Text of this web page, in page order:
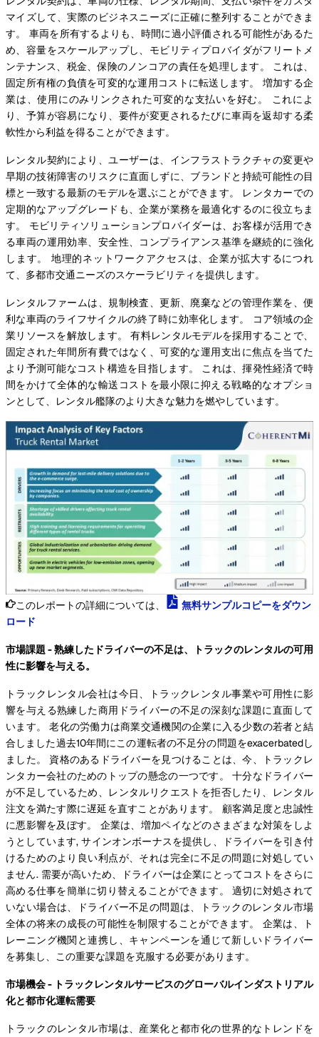
マイズして、実際のビジネスニーズに正確に整列することができま
す。 車両を所有するよりも、時間に過小評価される可能性があるた
め、容量をスケールアップし、モビリティプロバイダがフリートメ
ンテナンス、税金、保険のノンコアの責任を処理します。 これは、
固定所有権の負債を可変的な運用コストに転送します。 増加する企
業は、使用にのみリンクされた可変的な支払いを好む。 これによ
り、予算が容易になり、要件が変更されるたびに車両を返却する柔
軟性から利益を得ることができます。
レンタル契約により、ユーザーは、インフラストラクチャの変更や
早期の技術障害のリスクに直面しずに、ブランドと持続可能性の目
標と一致する最新のモデルを選ぶことができます。 レンタカーでの
定期的なアップグレードも、企業が業務を最適化するのに役立ちま
す。 モビリティソリューションプロバイダーは、お客様が活用でき
る車両の運用効率、安全性、コンプライアンス基準を継続的に強化
します。 地理的ネットワークアクセスは、企業が拡大するにつれ
て、多都市交通ニーズのスケーラビリティを提供します。
レンタルファームは、規制検査、更新、廃棄などの管理作業を、便
利な車両のライフサイクルの終了時に効率化します。 コア領域の企
業リソースを解放します。 有料レンタルモデルを採用することで、
固定された年間所有費ではなく、可変的な運用支出に焦点を当てた
より予測可能なコスト構造を目指します。 これは、揮発性経済で時
間をかけて全体的な輸送コストを最小限に抑える戦略的なオプショ
ンとして、レンタル艦隊のより大きな魅力を燃やしています。
このレポートの詳細については、
無料サンプルコピーをダウン
ロード
市場課題 - 熟練したドライバーの不足は、トラックのレンタルの可用
性に影響を与える。
トラックレンタル会社は今日、トラックレンタル事業や可用性に影
響を与える熟練した商用ドライバーの不足の深刻な課題に直面して
います。 老化の労働力は商業交通機関の企業に入る少数の若者と結
合しました過去10年間にこの運転者の不足分の問題をexacerbatedし
ました。 資格のあるドライバーを見つけることは、今、トラックレ
ンタカー会社のためのトップの懸念の一つです。 十分なドライバー
が不足しているため、レンタルリクエストを拒否したり、レンタル
注文を満たす際に遅延を直すことがあります。 顧客満足度と忠誠性
に悪影響を及ぼす。 企業は、増加ペイなどのさまざまな対策をしよ
うとしています, サインオンボーナスを提供し、ドライバーを引き付
けるためのより良い利点が、それは完全に不足の問題に対処してい
ません. 需要が高いため、ドライバーは企業にとってコストをさらに
高める仕事を簡単に切り替えることができます。 適切に対処されて
いない場合は、ドライバー不足の問題は、トラックのレンタル市場
全体の将来の成長の可能性を制限することができます。 企業は、ト
レーニング機関と連携し、キャンペーンを通じて新しいドライバー
を募集し、この重要な課題を克服する必要があります。
市場機会 - トラックレンタルサービスのグローバルインダストリアル
化と都市化運転需要
トラックのレンタル市場は、産業化と都市化の世界的なトレンドを